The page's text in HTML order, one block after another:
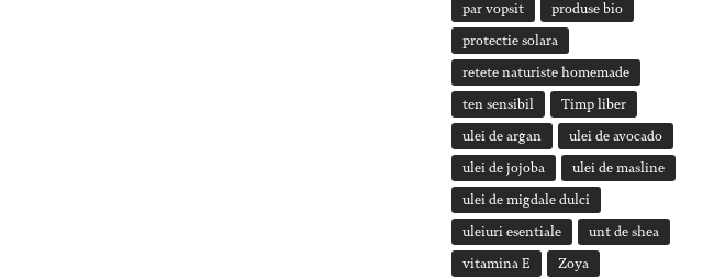
par vopsit produse bio
protectie solara
retete naturiste homemade
ten sensibil Timp liber
ulei de argan ulei de avocado
ulei de jojoba ulei de masline
ulei de migdale dulci
uleiuri esentiale unt de shea
vitamina E Zoya